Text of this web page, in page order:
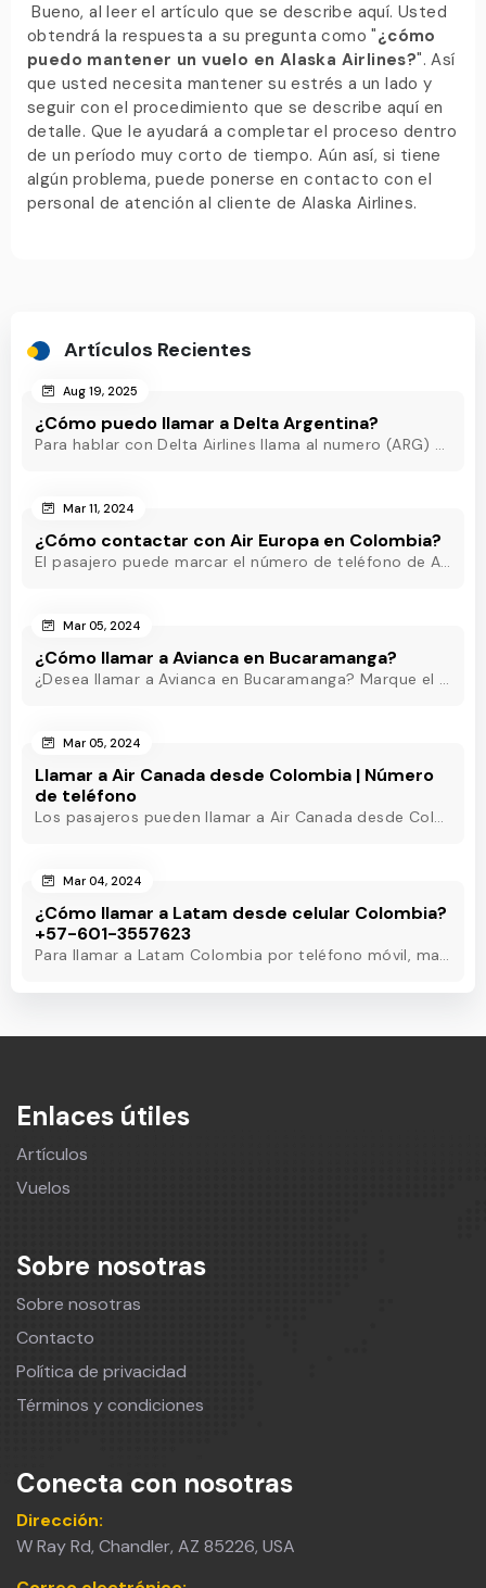
Bueno, al leer el artículo que se describe aquí. Usted
obtendrá la respuesta a su pregunta como "¿cómo
puedo mantener un vuelo en Alaska Airlines?". Así
que usted necesita mantener su estrés a un lado y
seguir con el procedimiento que se describe aquí en
detalle. Que le ayudará a completar el proceso dentro
de un período muy corto de tiempo. Aún así, si tiene
algún problema, puede ponerse en contacto con el
personal de atención al cliente de Alaska Airlines.
Artículos Recientes
Aug 19, 2025
¿Cómo puedo llamar a Delta Argentina?
Para hablar con Delta Airlines llama al numero (ARG) o al +54-11-5218-8717(Argentina) o al +54-11-5219-3285 (ARG) o al (ARG) o al +54-11-5218-8717(Argentina)
Mar 11, 2024
¿Cómo contactar con Air Europa en Colombia?
El pasajero puede marcar el número de teléfono de Air Europa Colombia y hablar con un agente en directo que estará disponible las 24 horas para ayudarle.
Mar 05, 2024
¿Cómo llamar a Avianca en Bucaramanga?
¿Desea llamar a Avianca en Bucaramanga? Marque el teléfono de Avianca Bucaramanga y obtenga asistencia rápida las 24 horas para eliminar sus inquietudes.
Mar 05, 2024
Llamar a Air Canada desde Colombia | Número
de teléfono
Los pasajeros pueden llamar a Air Canada desde Colombia marcando el número de teléfono de Air Canada Colombia y obtener asistencia útil en pocos minutos.
Mar 04, 2024
¿Cómo llamar a Latam desde celular Colombia?
+57-601-3557623
Para llamar a Latam Colombia por teléfono móvil, marque el número de teléfono de Latam Colombia o utilice otros métodos para obtener asistencia las 24 horas.
Enlaces útiles
Artículos
Vuelos
Sobre nosotras
Sobre nosotras
Contacto
Política de privacidad
Términos y condiciones
Conecta con nosotras
Dirección:
W Ray Rd, Chandler, AZ 85226, USA